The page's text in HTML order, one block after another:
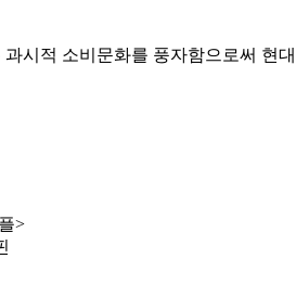
시적 소비문화를 풍자함으로써 현
>